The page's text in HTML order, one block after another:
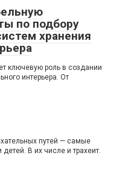
по подбору
хранения
ключевую роль в создании
интерьера. От
путей — самые
В их числе и трахеит.